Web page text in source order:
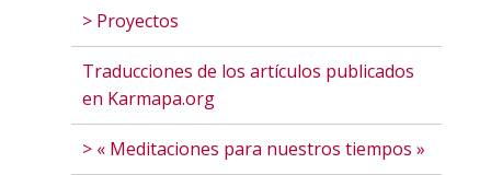
> Proyectos
Traducciones de los artículos publicados
en Karmapa.org
> « Meditaciones para nuestros tiempos »